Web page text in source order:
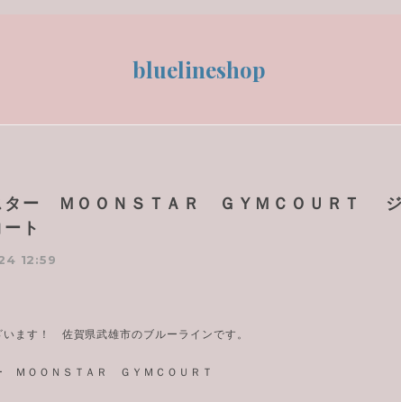
bluelineshop
ター ＭＯＯＮＳＴＡＲ ＧＹＭＣＯＵＲＴ
ト
12:59
います！ 佐賀県武雄市のブルーラインです。
ＭＯＯＮＳＴＡＲ ＧＹＭＣＯＵＲＴ